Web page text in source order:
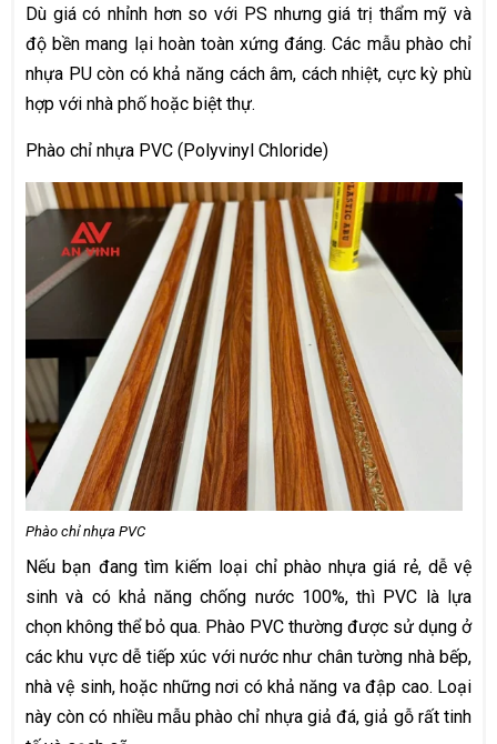
Dù giá có nhỉnh hơn so với PS nhưng giá trị thẩm mỹ và
độ bền mang lại hoàn toàn xứng đáng. Các mẫu phào chỉ
nhựa PU còn có khả năng cách âm, cách nhiệt, cực kỳ phù
hợp với nhà phố hoặc biệt thự.
Phào chỉ nhựa PVC (Polyvinyl Chloride)
Phào chỉ nhựa PVC
Nếu bạn đang tìm kiếm loại chỉ phào nhựa giá rẻ, dễ vệ
sinh và có khả năng chống nước 100%, thì PVC là lựa
chọn không thể bỏ qua. Phào PVC thường được sử dụng ở
các khu vực dễ tiếp xúc với nước như chân tường nhà bếp,
nhà vệ sinh, hoặc những nơi có khả năng va đập cao. Loại
này còn có nhiều mẫu phào chỉ nhựa giả đá, giả gỗ rất tinh